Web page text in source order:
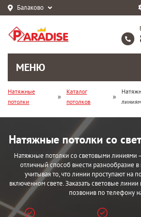
Балаково
МЕНЮ
Натяжные
потолки
»
Каталог
потолков
»
Натяжные потолки со
Натяжные потолки со световыми линиями
отличный способ внести разнообразие в
учитывая то, что линии проступают на
включенном свете. Заказать световые
позвонив по телефону